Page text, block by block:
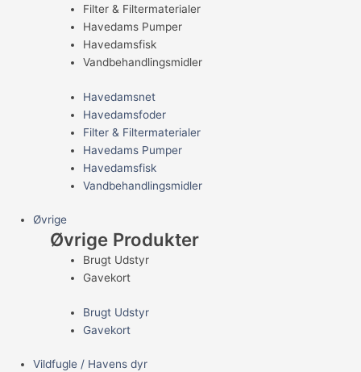
Filter & Filtermaterialer
Havedams Pumper
Havedamsfisk
Vandbehandlingsmidler
Havedamsnet
Havedamsfoder
Filter & Filtermaterialer
Havedams Pumper
Havedamsfisk
Vandbehandlingsmidler
Øvrige
Øvrige Produkter
Brugt Udstyr
Gavekort
Brugt Udstyr
Gavekort
Vildfugle / Havens dyr